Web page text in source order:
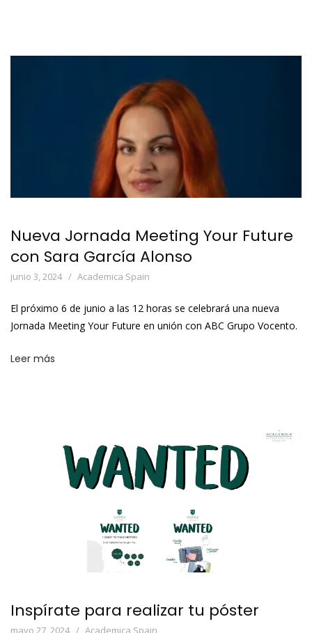
Nueva Jornada Meeting Your Future
con Sara García Alonso
junio 3, 2024 Academica Spain
El próximo 6 de junio a las 12 horas se celebrará una nueva
Jornada Meeting Your Future en unión con ABC Grupo Vocento.
Leer más
Inspírate para realizar tu póster
mayo 27, 2024 Academica Spain